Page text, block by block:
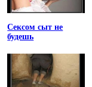
Сексом сыт не
будешь